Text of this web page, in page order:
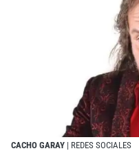
CACHO GARAY | REDES SOCIALES